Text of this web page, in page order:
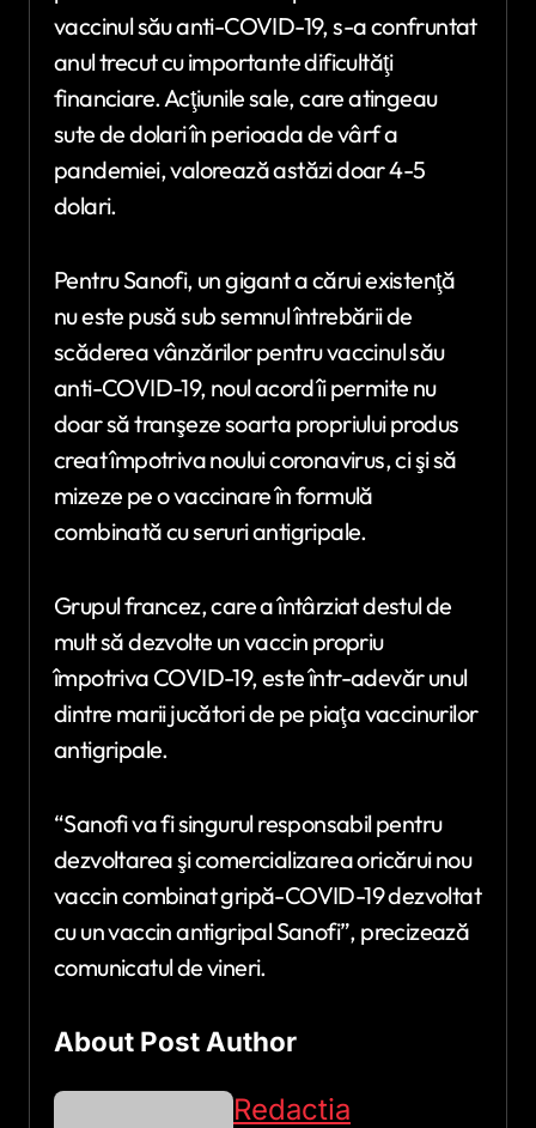
vaccinul său anti-COVID-19, s-a confruntat
anul trecut cu importante dificultăţi
financiare. Acţiunile sale, care atingeau
sute de dolari în perioada de vârf a
pandemiei, valorează astăzi doar 4-5
dolari.
Pentru Sanofi, un gigant a cărui existenţă
nu este pusă sub semnul întrebării de
scăderea vânzărilor pentru vaccinul său
anti-COVID-19, noul acord îi permite nu
doar să tranşeze soarta propriului produs
creat împotriva noului coronavirus, ci şi să
mizeze pe o vaccinare în formulă
combinată cu seruri antigripale.
Grupul francez, care a întârziat destul de
mult să dezvolte un vaccin propriu
împotriva COVID-19, este într-adevăr unul
dintre marii jucători de pe piaţa vaccinurilor
antigripale.
“Sanofi va fi singurul responsabil pentru
dezvoltarea şi comercializarea oricărui nou
vaccin combinat gripă-COVID-19 dezvoltat
cu un vaccin antigripal Sanofi”, precizează
comunicatul de vineri.
About Post Author
Redactia